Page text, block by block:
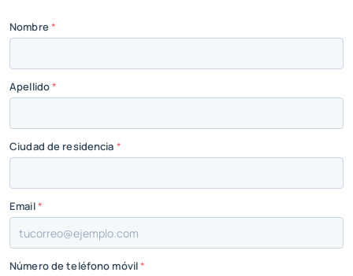
Nombre*
Apellido*
Ciudad de residencia *
Email*
Número de teléfono móvil*